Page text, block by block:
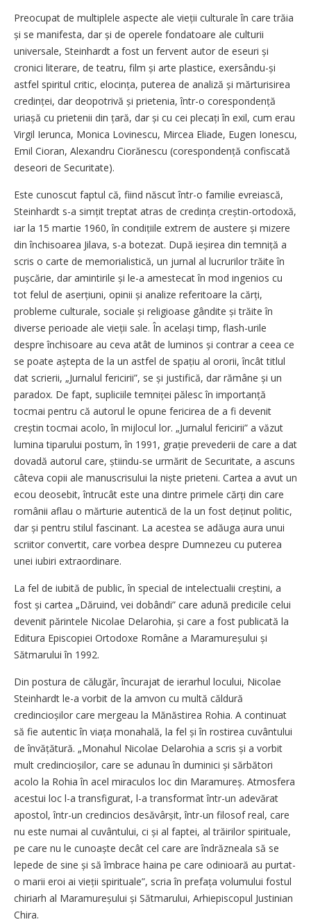
Preocupat de multiplele aspecte ale vieții culturale în care trăia
și se manifesta, dar și de operele fondatoare ale culturii
universale, Steinhardt a fost un fervent autor de eseuri și
cronici literare, de teatru, film și arte plastice, exersându-și
astfel spiritul critic, elocința, puterea de analiză și mărturisirea
credinței, dar deopotrivă și prietenia, într-o corespondență
uriașă cu prietenii din țară, dar și cu cei plecați în exil, cum erau
Virgil Ierunca, Monica Lovinescu, Mircea Eliade, Eugen Ionescu,
Emil Cioran, Alexandru Ciorănescu (cores­pon­dență confiscată
deseori de Securitate).
Este cunoscut faptul că, fiind născut într-o familie evreiască,
Steinhardt s-a simțit treptat atras de credința creștin-ortodoxă,
iar la 15 martie 1960, în condițiile extrem de austere și mizere
din închisoarea Jilava, s-a botezat. După ieșirea din temniță a
scris o carte de memorialistică, un jurnal al lucrurilor trăite în
pușcărie, dar amintirile și le-a amestecat în mod ingenios cu
tot felul de aserțiuni, opinii și analize referitoare la cărți,
probleme culturale, sociale și religioase gândite și trăite în
diverse perioade ale vieții sale. În același timp, flash-urile
despre închisoare au ceva atât de luminos și contrar a ceea ce
se poate aștepta de la un astfel de spațiu al ororii, încât titlul
dat scrierii, „Jurnalul fericirii”, se și justifică, dar rămâne și un
paradox. De fapt, supliciile temniței pălesc în importanță
tocmai pentru că autorul le opune fericirea de a fi devenit
creștin tocmai acolo, în mijlocul lor. „Jurnalul fericirii” a văzut
lumina tiparului postum, în 1991, grație prevederii de care a dat
dovadă autorul care, știindu-se urmărit de Securitate, a ascuns
câteva copii ale manuscrisului la niște prieteni. Cartea a avut un
ecou deosebit, întrucât este una dintre primele cărți din care
românii aflau o mărturie autentică de la un fost deținut politic,
dar și pentru stilul fascinant. La acestea se adăuga aura unui
scriitor convertit, care vorbea despre Dumnezeu cu puterea
unei iubiri extraordinare.
La fel de iubită de public, în special de intelectualii creștini, a
fost și cartea „Dăruind, vei dobândi” care adună predicile celui
devenit părintele Nicolae Delarohia, și care a fost publicată la
Editura Episcopiei Ortodoxe Române a Maramu­re­șului și
Sătmarului în 1992.
Din postura de călugăr, încurajat de ierarhul locului, Nicolae
Steinhardt le-a vorbit de la amvon cu multă căldură
credincioșilor care mergeau la Mănăstirea Rohia. A continuat
să fie autentic în viața monahală, la fel și în rostirea cuvântului
de învățătură. „Monahul Nicolae Delarohia a scris și a vorbit
mult credincioșilor, care se adunau în duminici și sărbători
acolo la Rohia în acel miraculos loc din Maramureș. Atmosfera
acestui loc l-a transfigurat, l-a transformat într-un adevărat
apostol, într-un credincios desăvârșit, într-un filosof real, care
nu este numai al cuvântului, ci și al faptei, al trăirilor spirituale,
pe care nu le cunoaște decât cel care are îndrăzneala să se
lepede de sine și să îmbrace haina pe care odinioară au purtat-
o marii eroi ai vieții spirituale”, scria în prefața volumului fostul
chiriarh al Maramureșului și Sătmarului, Arhiepiscopul Justinian
Chira.